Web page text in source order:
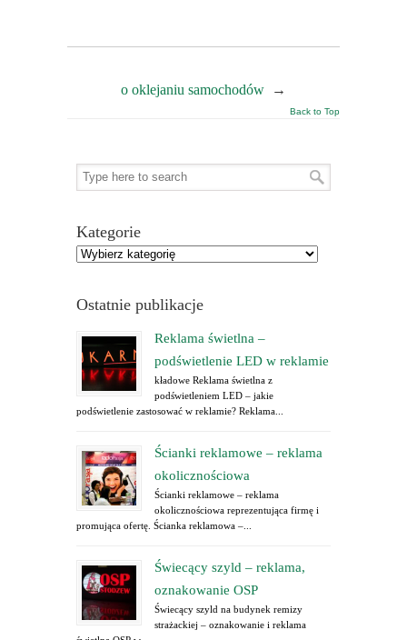
o oklejaniu samochodów →
Back to Top
Kategorie
Ostatnie publikacje
Reklama świetlna –
podświetlenie LED w reklamie
kładowe Reklama świetlna z
podświetleniem LED – jakie
podświetlenie zastosować w reklamie? Reklama...
Ścianki reklamowe – reklama
okolicznościowa
Ścianki reklamowe – reklama
okolicznościowa reprezentująca firmę i
promująca ofertę. Ścianka reklamowa –...
Świecący szyld – reklama,
oznakowanie OSP
Świecący szyld na budynek remizy
strażackiej – oznakowanie i reklama